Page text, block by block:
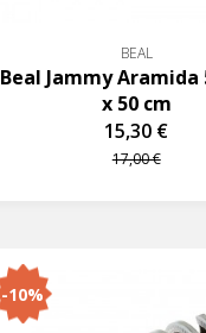
BEAL
Beal Jammy Aramida
x 50 cm
15,30 €
17,00 €
-10%